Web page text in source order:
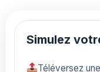
Simulez
Téléversez